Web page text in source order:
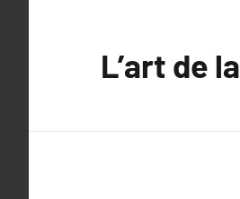
L’art de